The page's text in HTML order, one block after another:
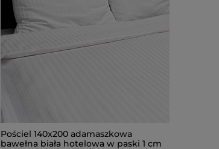
Pościel 140x200 adamaszkowa
bawełna biała hotelowa w paski 1 cm